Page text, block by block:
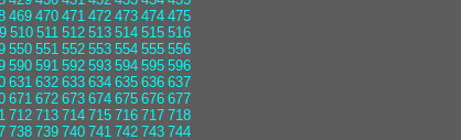
469 470 471 472 473 474 475
510 511 512 513 514 515 516
550 551 552 553 554 555 556
590 591 592 593 594 595 596
631 632 633 634 635 636 637
671 672 673 674 675 676 677
712 713 714 715 716 717 718
738 739 740 741 742 743 744